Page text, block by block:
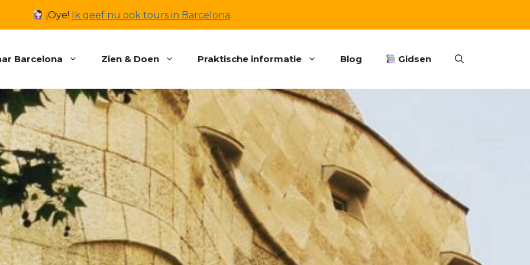
¡Oye! Ik geef nu ook tours in Barcelona.
Barcelona Zien & Doen Praktische informatie Blog Gidsen